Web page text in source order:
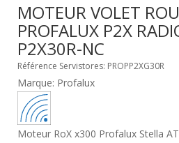
MOTEUR VOLET
PROFALUX P2X
P2X30R-NC
Référence Servistores: PROPP2XG30R
Marque: Profalux
Moteur RoX x300 Profalux Stella